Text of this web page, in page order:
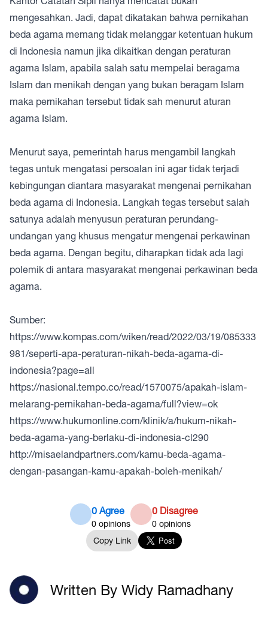
mengesahkan. Jadi, dapat dikatakan bahwa pernikahan
beda agama memang tidak melanggar ketentuan hukum
di Indonesia namun jika dikaitkan dengan peraturan
agama Islam, apabila salah satu mempelai beragama
Islam dan menikah dengan yang bukan beragam Islam
maka pernikahan tersebut tidak sah menurut aturan
agama Islam.
Menurut saya, pemerintah harus mengambil langkah
tegas untuk mengatasi persoalan ini agar tidak terjadi
kebingungan diantara masyarakat mengenai pernikahan
beda agama di Indonesia. Langkah tegas tersebut salah
satunya adalah menyusun peraturan perundang-
undangan yang khusus mengatur mengenai perkawinan
beda agama. Dengan begitu, diharapkan tidak ada lagi
polemik di antara masyarakat mengenai perkawinan beda
agama.
Sumber:
https://www.kompas.com/wiken/read/2022/03/19/085333
981/seperti-apa-peraturan-nikah-beda-agama-di-
indonesia?page=all
https://nasional.tempo.co/read/1570075/apakah-islam-
melarang-pernikahan-beda-agama/full?view=ok
https://www.hukumonline.com/klinik/a/hukum-nikah-
beda-agama-yang-berlaku-di-indonesia-cl290
http://misaelandpartners.com/kamu-beda-agama-
dengan-pasangan-kamu-apakah-boleh-menikah/
0 Agree
0 opinions
0 Disagree
0 opinions
Copy Link
Written By Widy Ramadhany